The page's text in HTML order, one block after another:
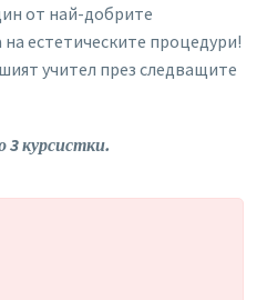
от най-добрите
естетическите процедури!
учител през следващите
3 курсистки.